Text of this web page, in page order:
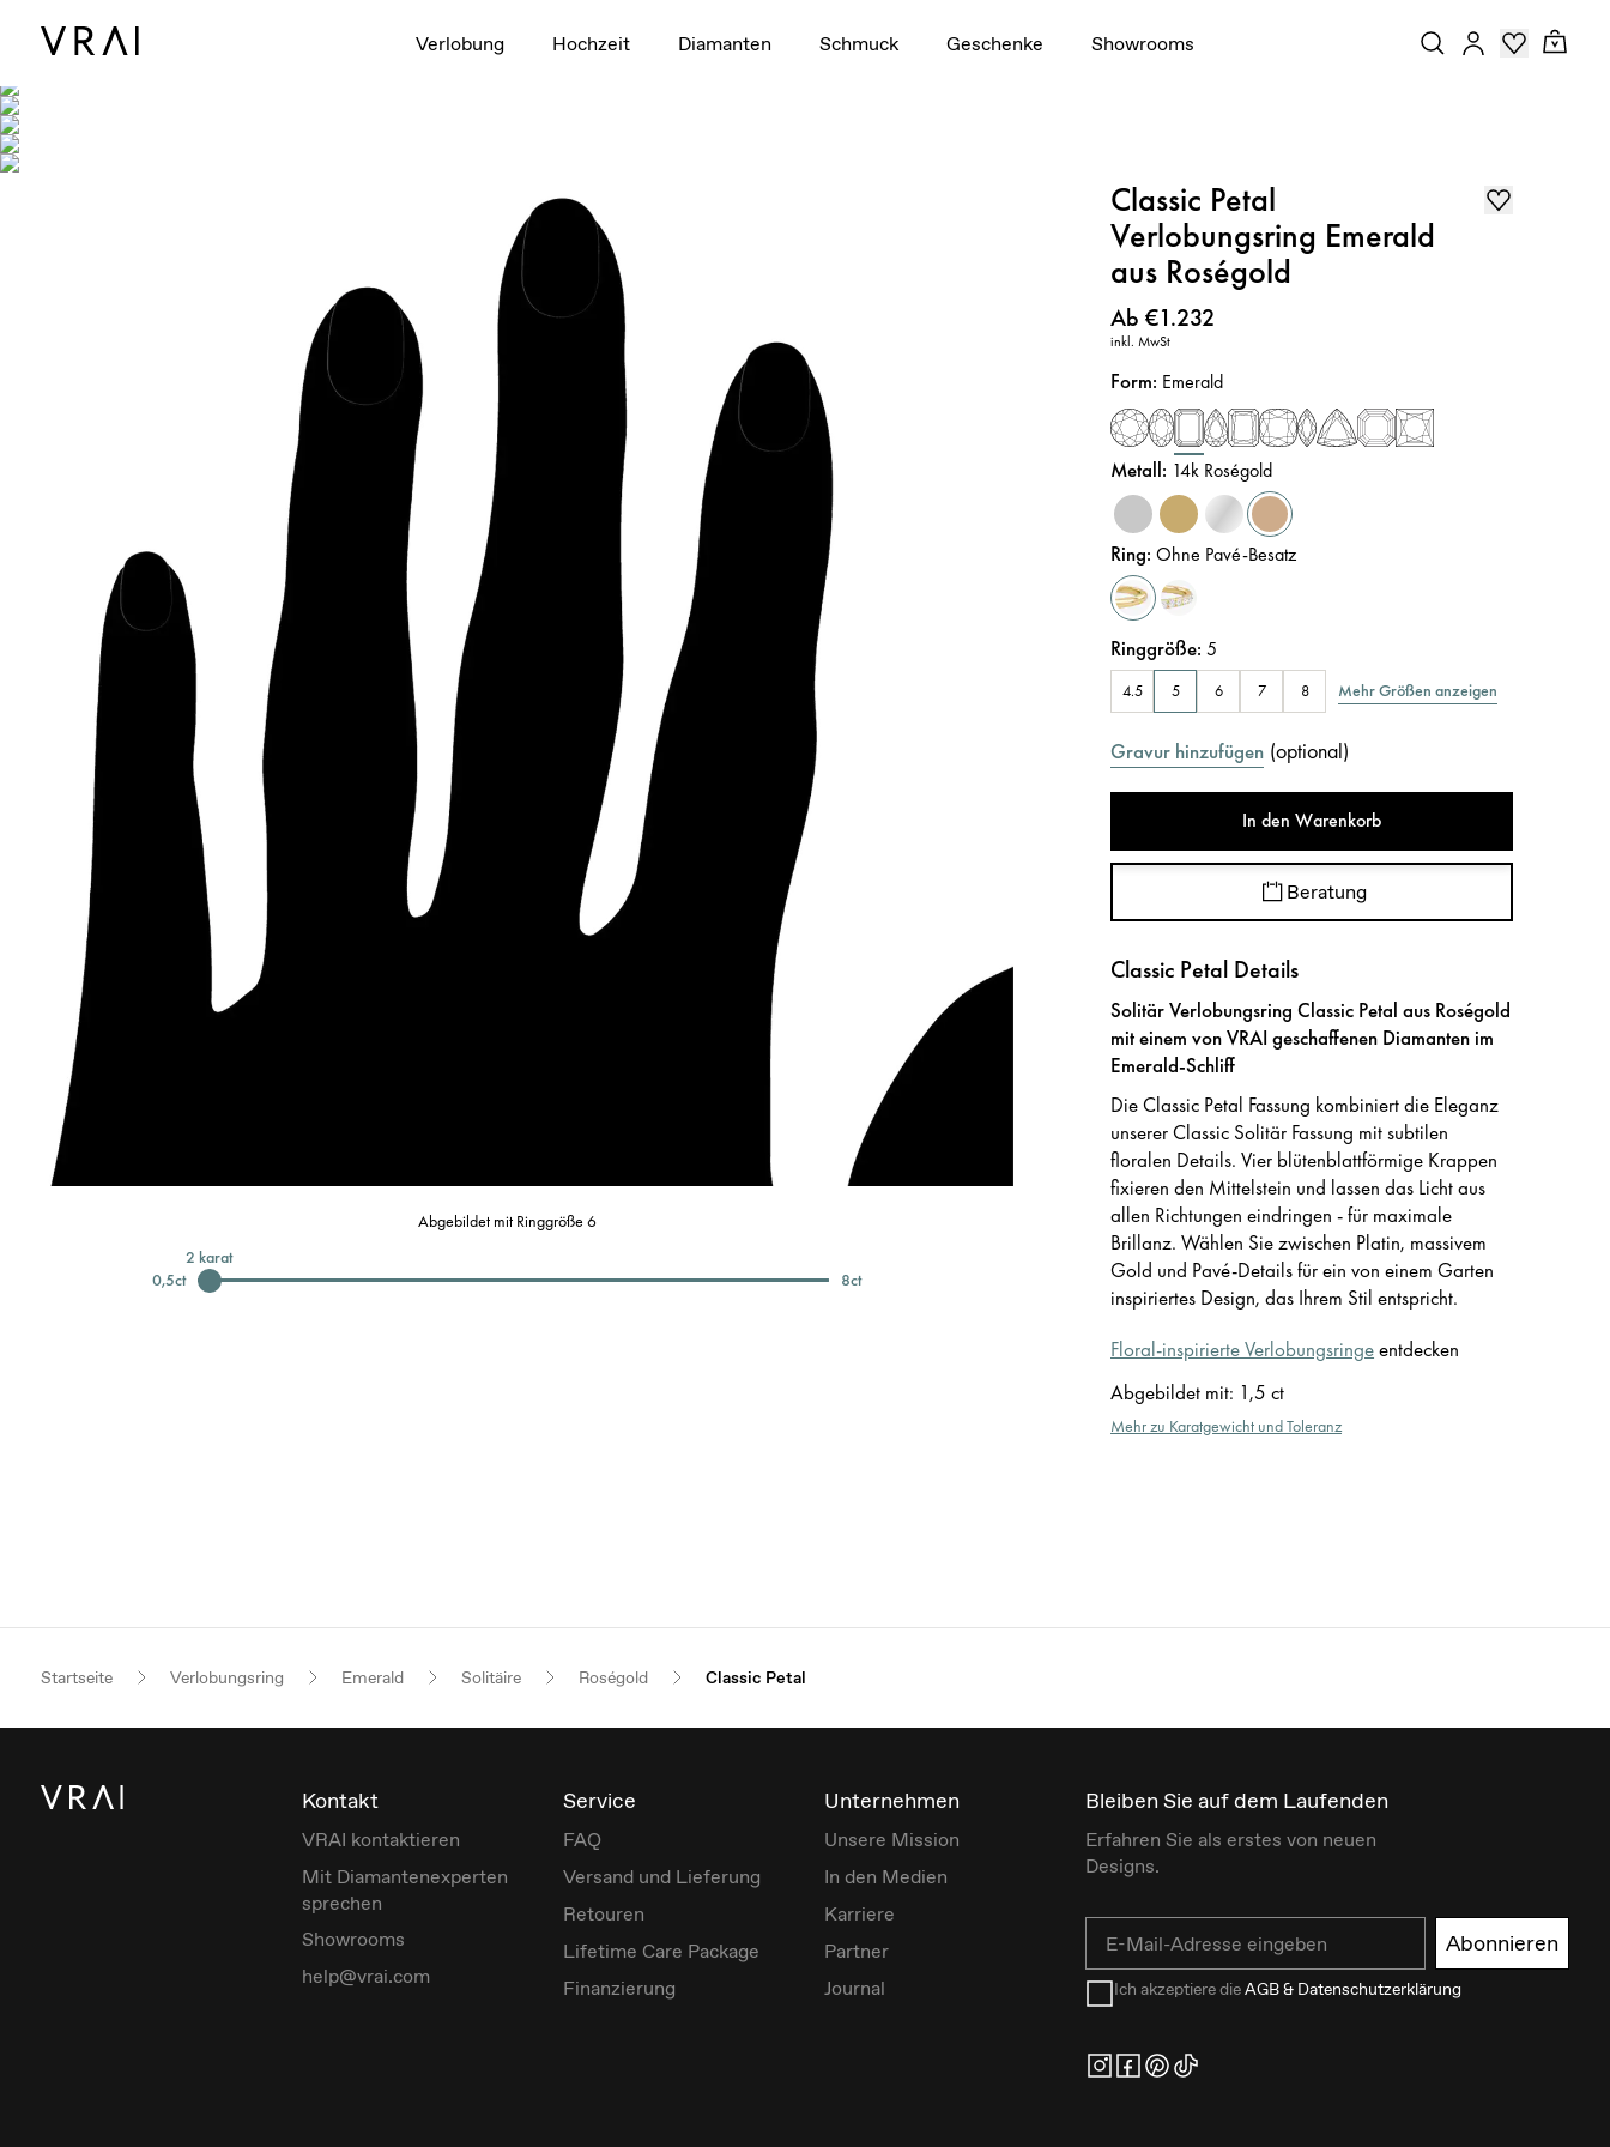
Verlobung Hochzeit Diamanten Schmuck Geschenke Showrooms
Abgebildet mit Ringgröße 6
0,5ct
2 karat
8ct
Classic Petal
Verlobungsring Emerald
aus Roségold
Preis:
Ab €1.232
inkl. MwSt
Form: Emerald
Metall: 14k Roségold
Ring:Ohne Pavé-Besatz
Ringgröße:5
4.5 5 6 7 8 Mehr Größen anzeigen
Gravur hinzufügen (optional)
In den Warenkorb
Beratung
Classic Petal Details
Solitär Verlobungsring Classic Petal aus Roségold
mit einem von VRAI geschaffenen Diamanten im
Emerald-Schliff
Die Classic Petal Fassung kombiniert die Eleganz
unserer Classic Solitär Fassung mit subtilen
floralen Details. Vier blütenblattförmige Krappen
fixieren den Mittelstein und lassen das Licht aus
allen Richtungen eindringen - für maximale
Brillanz. Wählen Sie zwischen Platin, massivem
Gold und Pavé-Details für ein von einem Garten
inspiriertes Design, das Ihrem Stil entspricht.
Floral-inspirierte Verlobungsringeentdecken
Abgebildet mit: 1,5 ct
Mehr zu Karatgewicht und Toleranz
Startseite Verlobungsring Emerald Solitäire Roségold Classic Petal
Kontakt
VRAI kontaktieren
Mit Diamantenexperten
sprechen
Showrooms
help@vrai.com
Service
FAQ
Versand und Lieferung
Retouren
Lifetime Care Package
Finanzierung
Unternehmen
Unsere Mission
In den Medien
Karriere
Partner
Journal
Bleiben Sie auf dem Laufenden
Erfahren Sie als erstes von neuen
Designs.
Abonnieren
Ich akzeptiere dieAGB & Datenschutzerklärung